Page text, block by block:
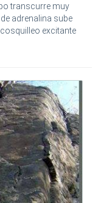
transcurre muy
adrenalina sube
excitante